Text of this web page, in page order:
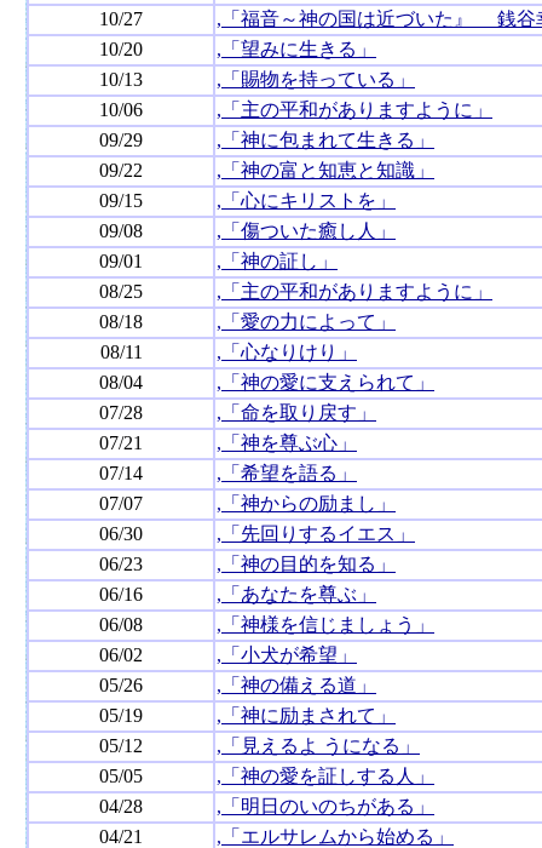
10/27
,「福音～神の国は近づいた』 銭谷
10/20
,「望みに生きる」
10/13
,「賜物を持っている」
10/06
,「主の平和がありますように」
09/29
,「神に包まれて生きる」
09/22
,「神の富と知恵と知識」
09/15
,「心にキリストを」
09/08
,「傷ついた癒し人」
09/01
,「神の証し」
08/25
,「主の平和がありますように」
08/18
,「愛の力によって」
08/11
,「心なりけり」
08/04
,「神の愛に支えられて」
07/28
,「命を取り戻す」
07/21
,「神を尊ぶ心」
07/14
,「希望を語る」
07/07
,「神からの励まし」
06/30
,「先回りするイエス」
06/23
,「神の目的を知る」
06/16
,「あなたを尊ぶ」
06/08
,「神様を信じましょう」
06/02
,「小犬が希望」
05/26
,「神の備える道」
05/19
,「神に励まされて」
05/12
,「見えるよ うになる」
05/05
,「神の愛を証しする人」
04/28
,「明日のいのちがある」
04/21
,「エルサレムから始める」